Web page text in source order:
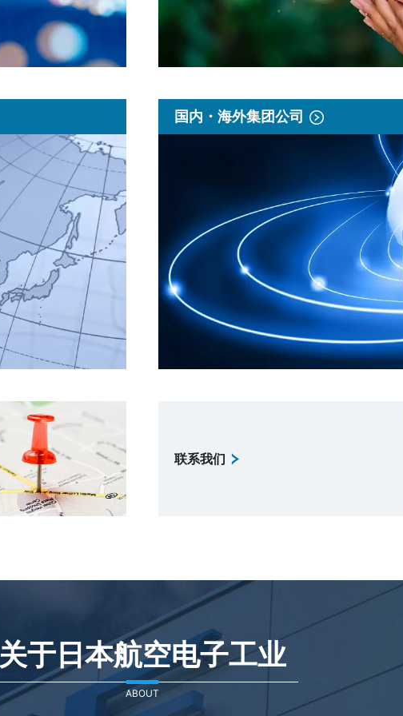
国内・海外集团公司
联系我们
关于日本航空电子工业
ABOUT